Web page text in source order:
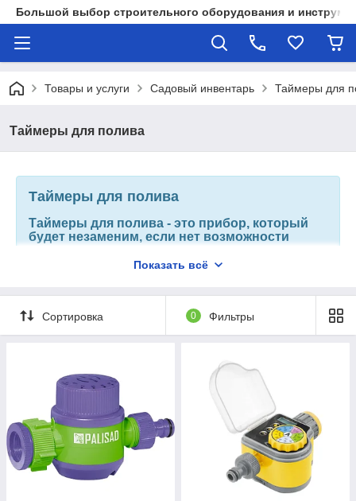
Большой выбор строительного оборудования и
Товары и услуги Садовый инвентарь Таймеры для
Таймеры для полива
Таймеры для полива
Таймеры для полива - это прибор, который
будет незаменим, если нет возможности
когда они этого требуют. Он
будет просто.
работы достигает до 180 минут.
Долговечность - прослужат длительный срок
за счет встроенных крышек, прикрывающие
регуляторы.
Удобство - все кнопки и панели выделены
яркими цветами, так что даже людям с плохим
зрением не составит труда пользоваться
данным прибором.
Экономия энергии - несмотря на саму
конструкцию, сами таймеры не потребляют
Показать всё
Сортировка 0 Фильтры